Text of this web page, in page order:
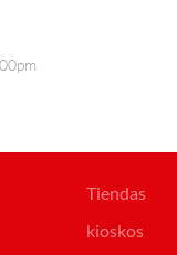
Tiendas
kioskos